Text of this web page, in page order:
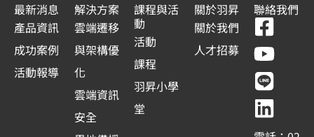
最新消息
產品資訊
成功案例
活動報導
解決方案
雲端遷移
與架構優
化
雲端資訊
安全
課程與活
動
活動
課程
羽昇小學
堂
關於羽昇
關於我們
人才招募
聯絡我們
F
a
c
e
b
o
Y
o
u
t
u
b
L
i
n
e
L
i
n
k
e
d